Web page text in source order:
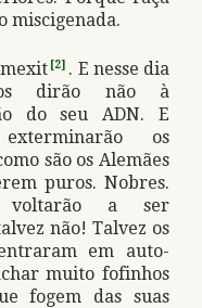
miscigenada.
[2] . E nesse dia
dirão não à
do seu ADN. E
os
são os Alemães
puros. Nobres.
voltarão a ser
não! Talvez os
em auto-
muito fofinhos
fogem das suas